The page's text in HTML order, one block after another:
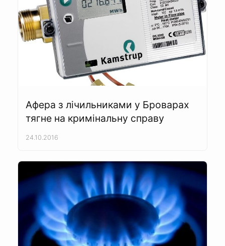
Афера з лічильниками у Броварах
тягне на кримінальну справу
24.10.2016